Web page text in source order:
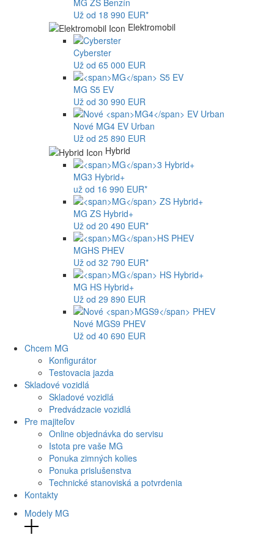
MG ZS Benzín
Už od 18 990 EUR*
Elektromobil
Cyberster
Už od 65 000 EUR
MG S5 EV
Už od 30 990 EUR
Nové MG4 EV Urban
Už od 25 890 EUR
Hybrid
MG3 Hybrid+
už od 16 990 EUR*
MG ZS Hybrid+
Už od 20 490 EUR*
MGHS PHEV
Už od 32 790 EUR*
MG HS Hybrid+
Už od 29 890 EUR
Nové MGS9 PHEV
Už od 40 690 EUR
Chcem MG
Konfigurátor
Testovacia jazda
Skladové vozidlá
Skladové vozidlá
Predvádzacie vozidlá
Pre majiteľov
Online objednávka do servisu
Istota pre vaše MG
Ponuka zimných kolies
Ponuka prislušenstva
Technické stanoviská a potvrdenia
Kontakty
Modely MG